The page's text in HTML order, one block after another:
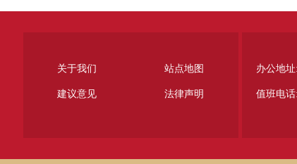
办公地
值班电话
关于我们 站点地图
建议意见 法律声明